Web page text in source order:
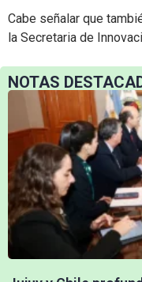
NOTAS
Cabe señalar que
la Secretaria de